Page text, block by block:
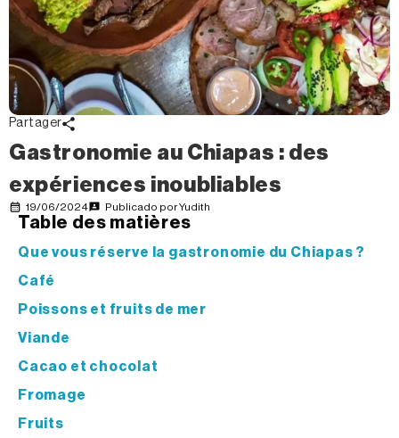
Gastronomie au Chiapas : des
expériences inoubliables
Partager
19/06/2024 Publicado porYudith
Table des matières
Que vous réserve la gastronomie du Chiapas ?
Café
Poissons et fruits de mer
Viande
Cacao et chocolat
Fromage
Fruits